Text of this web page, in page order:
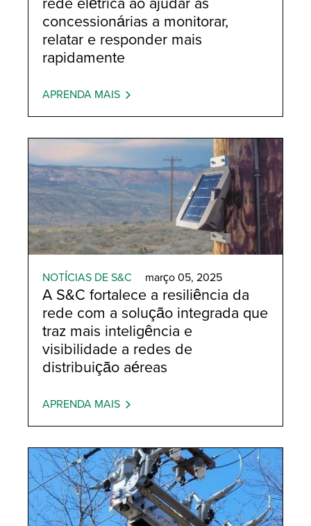
concessionárias a monitorar,
relatar e responder mais
rapidamente
APRENDA MAIS
NOTÍCIAS DE S&C março 05, 2025
A S&C fortalece a resiliência da
rede com a solução integrada que
traz mais inteligência e
visibilidade a redes de
distribuição aéreas
APRENDA MAIS